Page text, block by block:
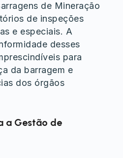
de Mineração
de inspeções
e especiais. A
desses
para
da barragem e
dos órgãos
a Gestão de